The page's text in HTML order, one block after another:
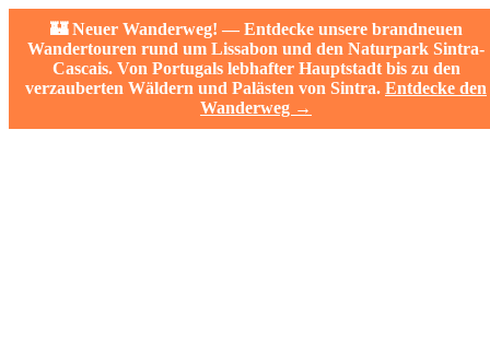
🏰 Neuer Wanderweg! — Entdecke unsere brandneuen
Wandertouren rund um Lissabon und den Naturpark Sintra-
Cascais. Von Portugals lebhafter Hauptstadt bis zu den
verzauberten Wäldern und Palästen von Sintra. Entdecke den
Wanderweg →